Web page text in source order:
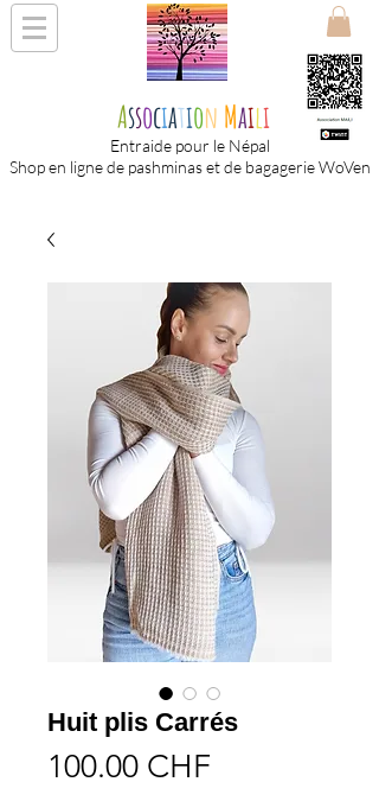
Association Maili
Entraide pour le Népal
Shop en ligne de pashminas et de bagagerie WoVen
Huit plis Carrés
100.00 CHF